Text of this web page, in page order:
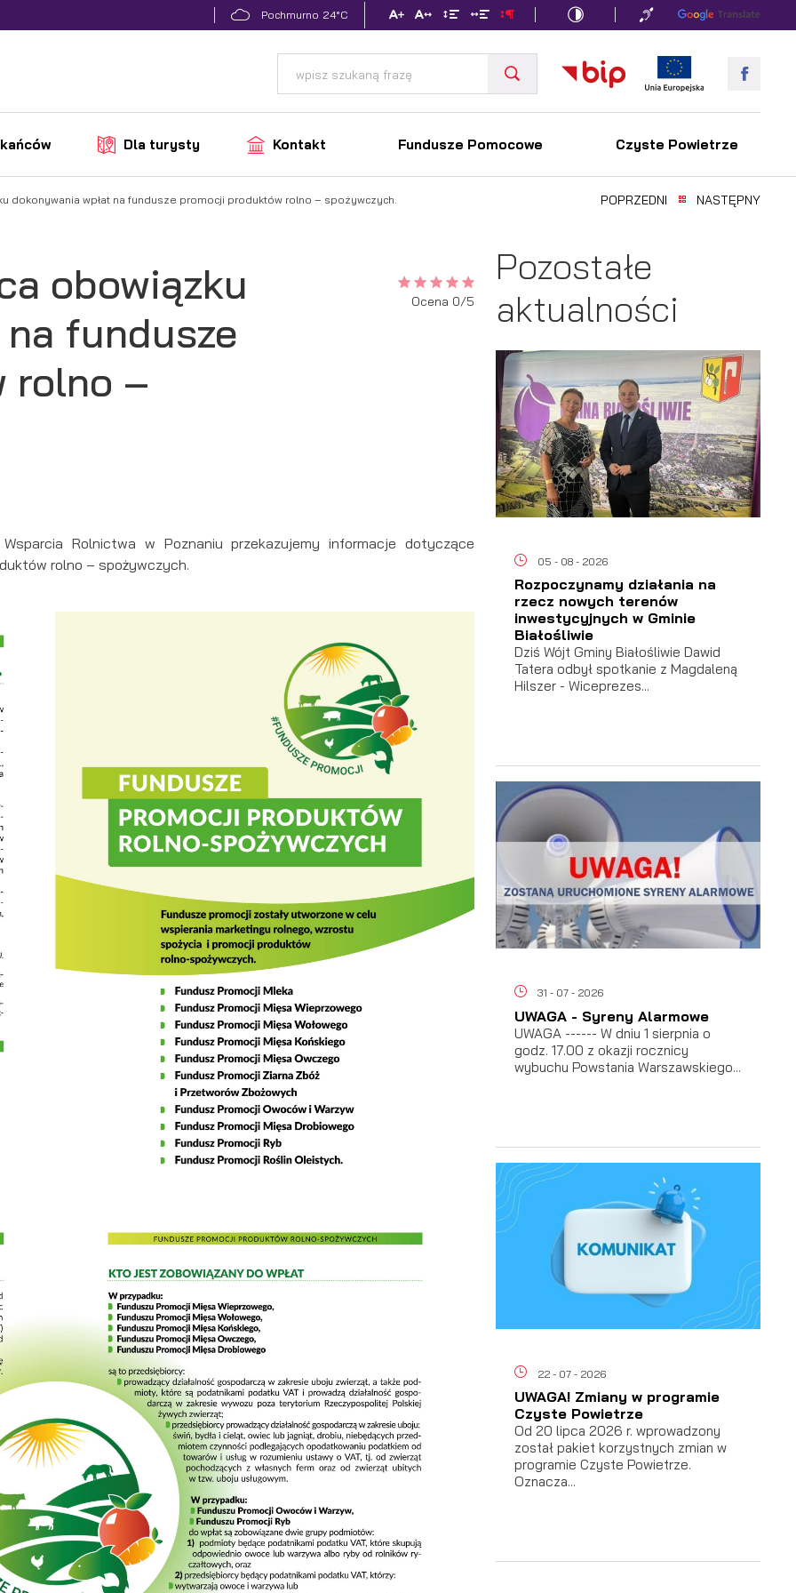
Pochmurno 24°C
Dla turysty Kontakt Fundusze Pomocowe Czyste Powietrze
dokonywania wpłat na fundusze promocji produktów rolno – spożywczych. POPRZEDNI NASTĘPNY
obowiązku
fundusze
rolno –
Ocena 0/5
Rolnictwa w Poznaniu przekazujemy informacje dotyczące
rolno – spożywczych.
Pozostałe
aktualności
05 - 08 - 2026
Rozpoczynamy działania na
rzecz nowych terenów
inwestycyjnych w Gminie
Białośliwie
Dziś Wójt Gminy Białośliwie Dawid
Tatera odbył spotkanie z Magdaleną
Hilszer - Wiceprezes...
31 - 07 - 2026
UWAGA - Syreny Alarmowe
UWAGA ------ W dniu 1 sierpnia o
godz. 17.00 z okazji rocznicy
wybuchu Powstania Warszawskiego...
22 - 07 - 2026
UWAGA! Zmiany w programie
Czyste Powietrze
Od 20 lipca 2026 r. wprowadzony
został pakiet korzystnych zmian w
programie Czyste Powietrze.
Oznacza...
Twoją prywatność. Możesz zmienić ustawienia cookies lub zaakceptować
W dowolnym momencie możesz dokonać zmiany swoich ustawień.
pliki cookies służą do prawidłowego funkcjonowania strony internetowej i
Ci komfortowe korzystanie z oferowanych przez nas usług.
cookies odpowiadają na podejmowane przez Ciebie działania w celu m.in.
Twoich ustawień preferencji prywatności, logowania czy wypełniania
Dzięki plikom cookies strona, z której korzystasz, może działać bez
i personalizacyjne
typu pliki cookies umożliwiają stronie internetowej zapamiętanie
przez Ciebie ustawień oraz personalizację określonych
czy prezentowanych treści.
tym plikom cookies możemy zapewnić Ci większy komfort korzystania z
naszej strony poprzez dopasowanie jej do Twoich indywidualnych
Wyrażenie zgody na funkcjonalne i personalizacyjne pliki cookies
ZAPISZ WYBRANE
ZEZWÓL NA WSZYSTKIE